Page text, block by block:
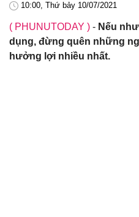
10:00, Thứ bảy 10/07/2021
( PHUNUTODAY ) - Nếu
dụng, đừng quên những
hưởng lợi nhiều nhất.